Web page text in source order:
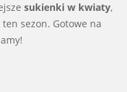
sukienki w kwiaty,
sezon. Gotowe na